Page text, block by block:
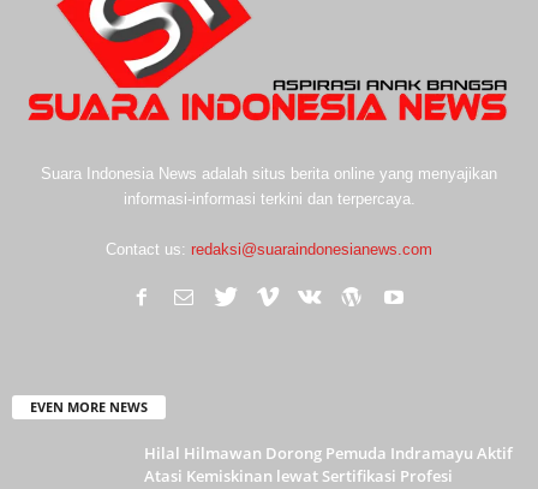
Suara Indonesia News adalah situs berita online yang menyajikan
informasi-informasi terkini dan terpercaya.
Contact us: redaksi@suaraindonesianews.com
EVEN MORE NEWS
Hilal Hilmawan Dorong Pemuda Indramayu Aktif
Atasi Kemiskinan lewat Sertifikasi Profesi